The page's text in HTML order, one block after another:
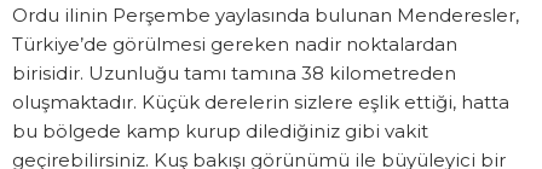
Ordu ilinin Perşembe yaylasında bulunan Menderesler,
Türkiye’de görülmesi gereken nadir noktalardan
birisidir. Uzunluğu tamı tamına 38 kilometreden
oluşmaktadır. Küçük derelerin sizlere eşlik ettiği, hatta
bu bölgede kamp kurup dilediğiniz gibi vakit
geçirebilirsiniz. Kuş bakışı görünümü ile büyüleyici bir